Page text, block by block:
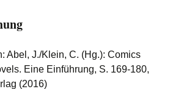
Abel, J./Klein, C. (Hg.): Comics
Eine Einführung, S. 169-180,
(2016)